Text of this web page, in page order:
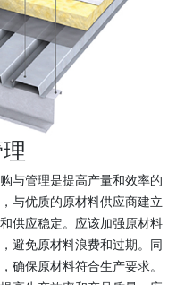
与管理是提高产量和效率的
与优质的原材料供应商建立
供应稳定。应该加强原材料
避免原材料浪费和过期。同
确保原材料符合生产要求。